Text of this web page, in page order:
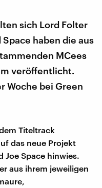
sich Lord Folter
haben die aus
MCees
veröffentlicht.
Woche bei Green
Titeltrack
das neue Projekt
Joe Space hinwies.
aus ihrem jeweiligen